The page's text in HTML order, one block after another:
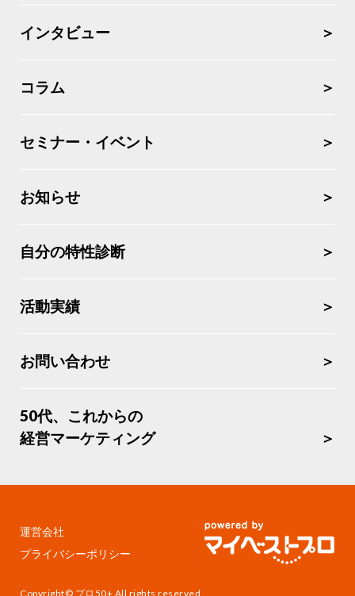
インタビュー
コラム
セミナー・イベント
お知らせ
自分の特性診断
活動実績
お問い合わせ
50代、これからの
経営マーケティング
運営会社
プライバシーポリシー
Copyright© プロ50+ All rights reserved.